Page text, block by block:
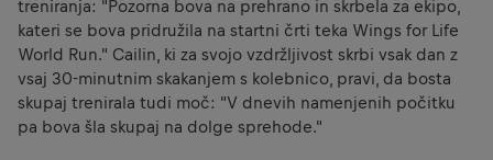
treniranja: "Pozorna bova na prehrano in skrbela za ekipo,
kateri se bova pridružila na startni črti teka Wings for Life
World Run." Cailin, ki za svojo vzdržljivost skrbi vsak dan z
vsaj 30-minutnim skakanjem s kolebnico, pravi, da bosta
skupaj trenirala tudi moč: "V dnevih namenjenih počitku
pa bova šla skupaj na dolge sprehode."